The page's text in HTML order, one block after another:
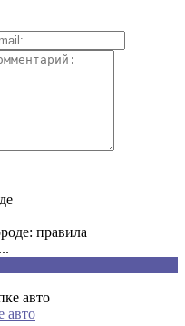
правила
авто